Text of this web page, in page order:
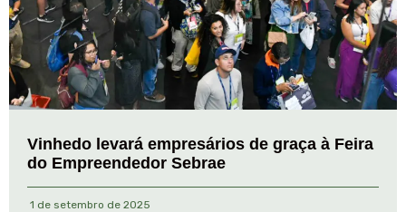
Vinhedo levará empresários de graça à Feira
do Empreendedor Sebrae
1 de setembro de 2025